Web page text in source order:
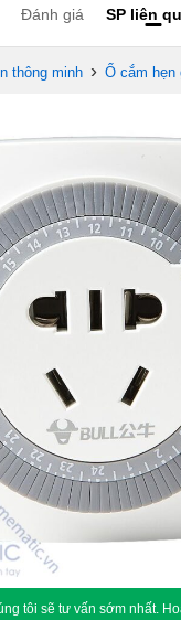
Đánh giá SP liên
thông minh › Ổ cắm hẹn
tôi sẽ tư vấn sớm nhất.